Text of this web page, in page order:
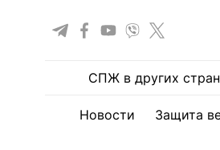
СПЖ в других
Новости Защита